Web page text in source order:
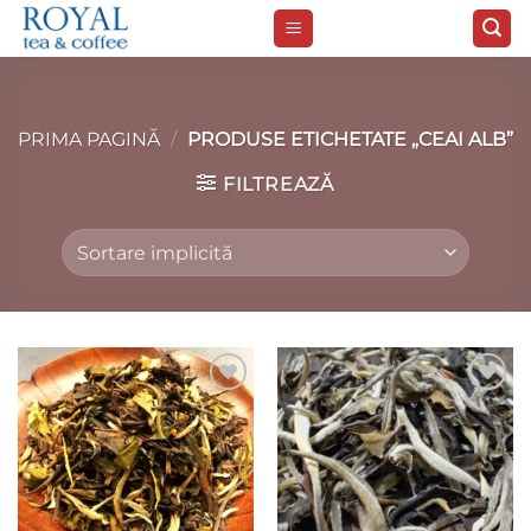
Skip
PRIMA PAGINĂ / PRODUSE ETICHETATE „CEAI ALB”
FILTREAZĂ
Add to
wishlist
Add to
wishlist